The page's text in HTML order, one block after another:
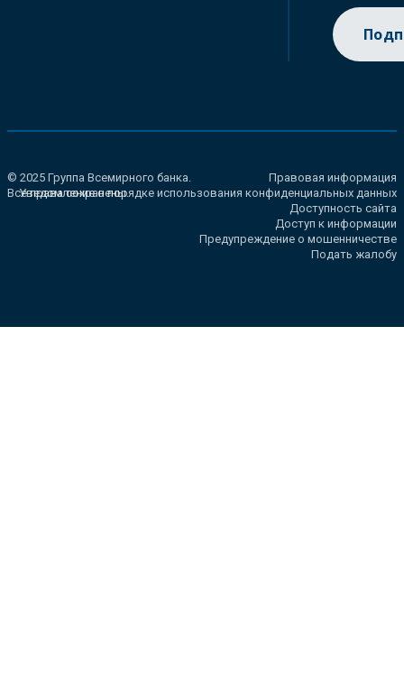
© 2025 Группа Всемирного банка.
Все права сохранены.
Правовая информация
Уведомление о порядке использования конфиденциальных данных
Доступность сайта
Доступ к информации
Предупреждение о мошенничестве
Подать жалобу